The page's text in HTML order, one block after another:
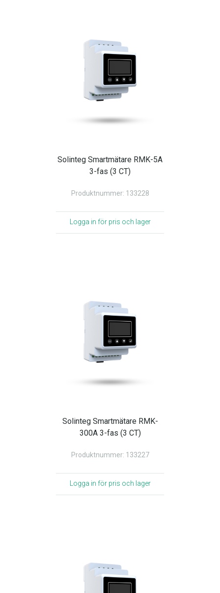
Solinteg Smartmätare RMK-5A
3-fas (3 CT)
Produktnummer: 133228
Logga in för pris och lager
Solinteg Smartmätare RMK-
300A 3-fas (3 CT)
Produktnummer: 133227
Logga in för pris och lager